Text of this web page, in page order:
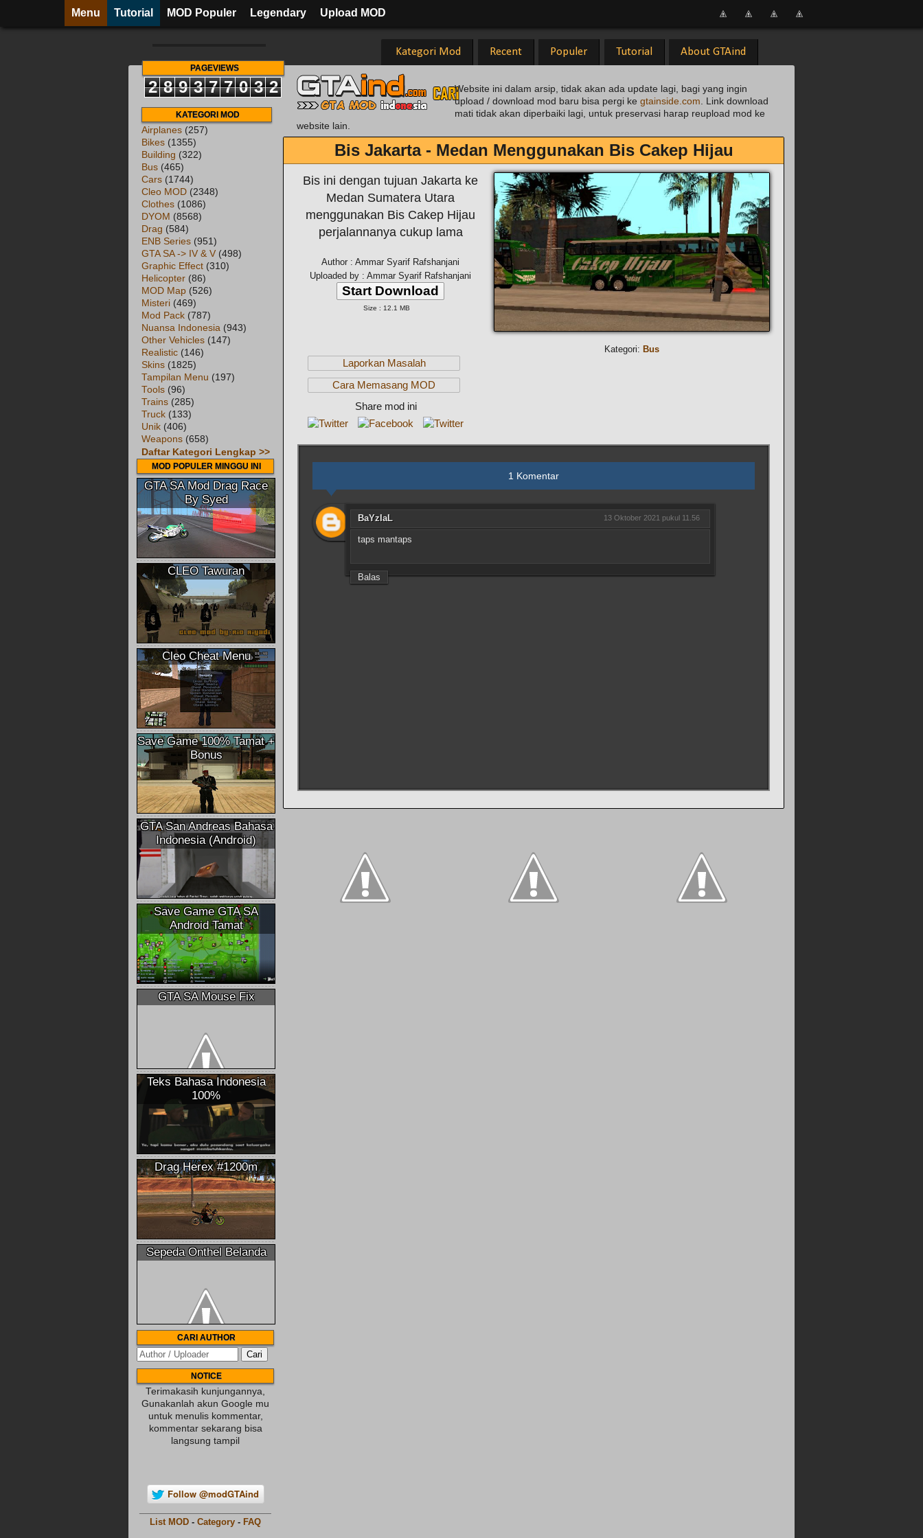
Menu Tutorial MOD Populer Legendary Upload MOD
Kategori Mod Recent Populer Tutorial About GTAind
Website ini dalam arsip, tidak akan ada update lagi, bagi yang ingin
upload / download mod baru bisa pergi ke gtainside.com . Link download
mati tidak akan diperbaiki lagi, untuk preservasi harap reupload mod ke
website lain.
Bis Jakarta - Medan Menggunakan Bis Cakep Hijau
Bis ini dengan tujuan Jakarta ke
Medan Sumatera Utara
menggunakan Bis Cakep Hijau
perjalannanya cukup lama
Author : Ammar Syarif Rafshanjani
Uploaded by : Ammar Syarif Rafshanjani
Start Download
Size : 12.1 MB
Laporkan Masalah
Cara Memasang MOD
Share mod ini
Kategori: Bus
1 Komentar
BaYzIaL 13 Oktober 2021 pukul 11.56
taps mantaps
Balas
PAGEVIEWS
2 8 9 3 7 7 0 3 2
KATEGORI MOD
Airplanes (257)
Bikes (1355)
Building (322)
Bus (465)
Cars (1744)
Cleo MOD (2348)
Clothes (1086)
DYOM (8568)
Drag (584)
ENB Series (951)
GTA SA -> IV & V (498)
Graphic Effect (310)
Helicopter (86)
MOD Map (526)
Misteri (469)
Mod Pack (787)
Nuansa Indonesia (943)
Other Vehicles (147)
Realistic (146)
Skins (1825)
Tampilan Menu (197)
Tools (96)
Trains (285)
Truck (133)
Unik (406)
Weapons (658)
Daftar Kategori Lengkap >>
MOD POPULER MINGGU INI
GTA SA Mod Drag Race
By Syed
CLEO Tawuran
Cleo Cheat Menu
Save Game 100% Tamat +
Bonus
GTA San Andreas Bahasa
Indonesia (Android)
Save Game GTA SA
Android Tamat
GTA SA Mouse Fix
Teks Bahasa Indonesia
100%
Drag Herex #1200m
Sepeda Onthel Belanda
CARI AUTHOR
NOTICE
Terimakasih kunjungannya,
Gunakanlah akun Google mu
untuk menulis kommentar,
kommentar sekarang bisa
langsung tampil
Follow @modGTAind
List MOD - Category - FAQ